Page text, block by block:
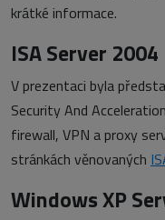
krátké informace.
ISA Server 2004
V prezentaci byla
Security And
firewall, VPN a proxy
stránkách věnovaných
Windows XP